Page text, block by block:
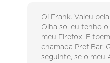
Oi Frank. Valeu
Olha so, eu tenho
meu Firefox. E
chamada Pref Bar.
seguinte, se o meu